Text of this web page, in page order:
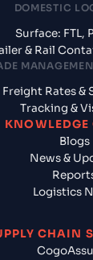
DOMESTIC
Surface: FTL,
& Rail
Freight Rates &
Tracking &
KNOWLEDGE
Blogs
News &
Logistics
CHAIN